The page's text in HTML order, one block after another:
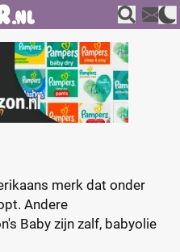
merk dat onder
Andere
Baby zijn zalf, babyolie